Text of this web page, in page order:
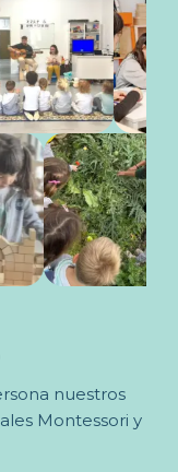
nuestros
Montessori y